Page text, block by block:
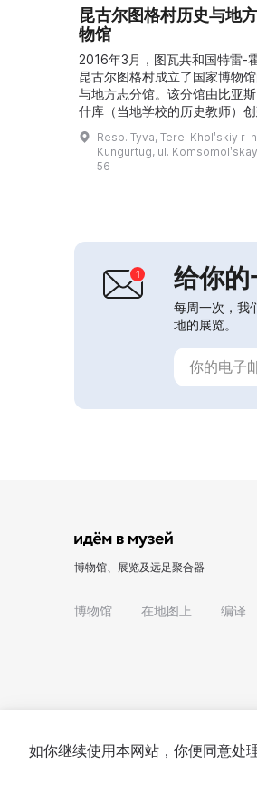
昆古尔图格村历史与地
物馆
2016年3月，图瓦共和国特雷-
昆古尔图格村成立了国家博物
与地方志分馆。该分馆由比亚斯
什库（当地学校的历史教师）创
致力于研究和保存故乡的历史。
藏有珍贵展品，其中包括一件
的链甲。丈夫去世后，塞伦玛·
所」。此外，博物馆还举办...
Resp. Tyva, Tere-Kholʹskiy r-
Kungurtug, ul.
56
给你的
每周一次，我
地的展览。
博物馆、展览及远足聚合器
博物馆 在地图上 编译
如你继续使用本网站，你便同意处